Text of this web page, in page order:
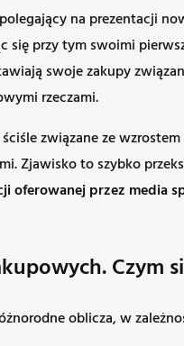
na prezentacji
się przy tym swoimi
swoje zakupy
rzeczami.
związane ze
Zjawisko to szybko
oferowanej przez media
Czym
oblicza, w